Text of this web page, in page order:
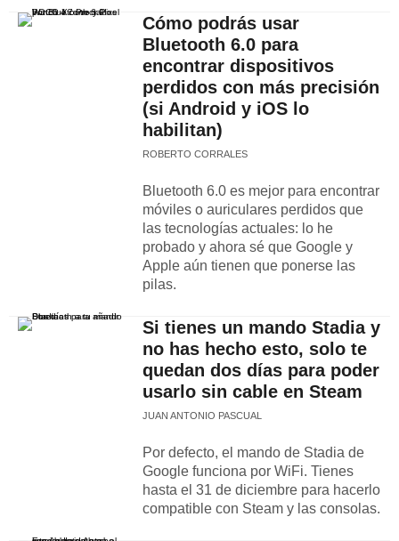
Cómo podrás usar
Bluetooth 6.0 para
encontrar dispositivos
perdidos con más precisión
(si Android y iOS lo
habilitan)
ROBERTO CORRALES
Bluetooth 6.0 es mejor para encontrar
móviles o auriculares perdidos que
las tecnologías actuales: lo he
probado y ahora sé que Google y
Apple aún tienen que ponerse las
pilas.
Si tienes un mando Stadia y
no has hecho esto, solo te
quedan dos días para poder
usarlo sin cable en Steam
JUAN ANTONIO PASCUAL
Por defecto, el mando de Stadia de
Google funciona por WiFi. Tienes
hasta el 31 de diciembre para hacerlo
compatible con Steam y las consolas.